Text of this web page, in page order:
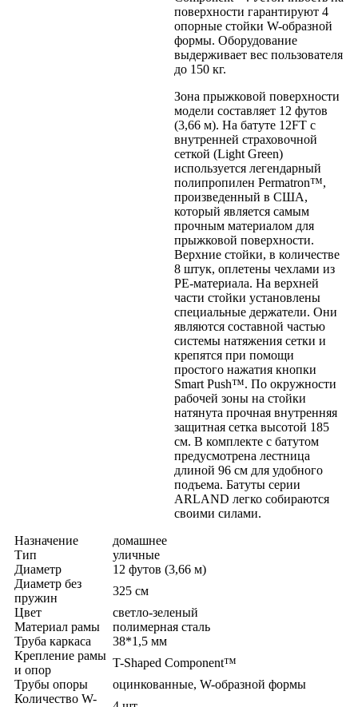
поверхности гарантируют 4
опорные стойки W-образной
формы. Оборудование
выдерживает вес пользователя
до 150 кг.
Зона прыжковой поверхности
модели составляет 12 футов
(3,66 м). На батуте 12FT с
внутренней страховочной
сеткой (Light Green)
используется легендарный
полипропилен Permatron™,
произведенный в США,
который является самым
прочным материалом для
прыжковой поверхности.
Верхние стойки, в количестве
8 штук, оплетены чехлами из
PE-материала. На верхней
части стойки установлены
специальные держатели. Они
являются составной частью
системы натяжения сетки и
крепятся при помощи
простого нажатия кнопки
Smart Push™. По окружности
рабочей зоны на стойки
натянута прочная внутренняя
защитная сетка высотой 185
см. В комплекте с батутом
предусмотрена лестница
длиной 96 см для удобного
подъема. Батуты серии
ARLAND легко собираются
своими силами.
Назначение
домашнее
Тип
уличные
Диаметр
12 футов (3,66 м)
Диаметр без
пружин
325 см
Цвет
светло-зеленый
Материал рамы
полимерная сталь
Труба каркаса
38*1,5 мм
Крепление рамы
и опор
T-Shaped Component™
Трубы опоры
оцинкованные, W-образной формы
Количество W-